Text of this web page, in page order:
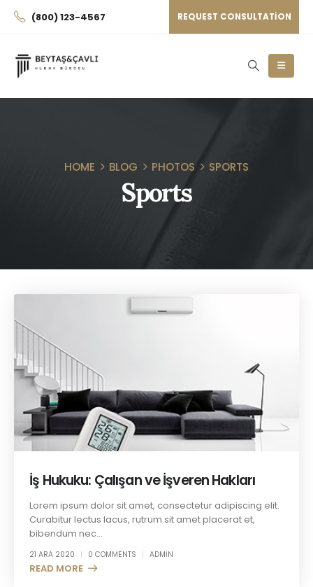
(800) 123-4567 REQUEST CONSULTATION
HOME BLOG PHOTOS SPORTS
Sports
İş Hukuku: Çalışan ve İşveren Hakları
Lorem ipsum dolor sit amet, consectetur adipiscing elit.
Curabitur lectus lacus, rutrum sit amet placerat et,
bibendum nec...
21 ARA 2020 ADMIN
0 COMMENTS
READ MORE +